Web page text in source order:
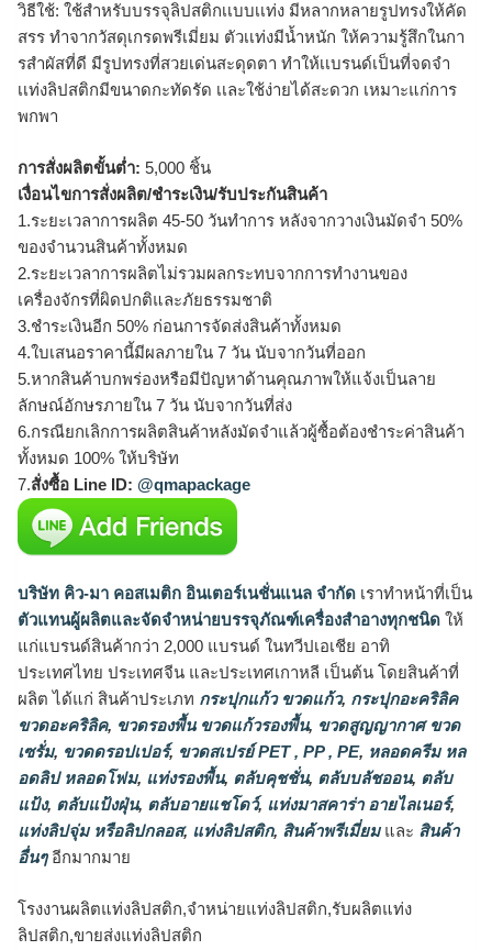
วิธีใช้: ใช้สำหรับบรรจุลิปสติกเเบบเเท่ง มีหลากหลายรูปทรงให้คัด
สรร ทำจากวัสดุเกรดพรีเมี่ยม ตัวเเท่งมีน้ำหนัก ให้ความรู้สึกในกา
รสำผัสที่ดี มีรูปทรงที่สวยเด่นสะดุดตา ทำให้เเบรนด์เป็นที่จดจำ
เเท่งลิปสติกมีขนาดกะทัดรัด เเละใช้ง่ายได้สะดวก เหมาะแก่การ
พกพา
การสั่งผลิตขั้นต่ำ: 5,000 ชิ้น
เงื่อนไขการสั่งผลิต/ชำระเงิน/รับประกันสินค้า
1.ระยะเวลาการผลิต 45-50 วันทำการ หลังจากวางเงินมัดจำ 50%
ของจำนวนสินค้าทั้งหมด
2.ระยะเวลาการผลิตไม่รวมผลกระทบจากการทำงานของ
เครื่องจักรที่ผิดปกติและภัยธรรมชาติ
3.ชำระเงินอีก 50% ก่อนการจัดส่งสินค้าทั้งหมด
4.ใบเสนอราคานี้มีผลภายใน 7 วัน นับจากวันที่ออก
5.หากสินค้าบกพร่องหรือมีปัญหาด้านคุณภาพให้แจ้งเป็นลาย
ลักษณ์อักษรภายใน 7 วัน นับจากวันที่ส่ง
6.กรณียกเลิกการผลิตสินค้าหลังมัดจำแล้วผู้ซื้อต้องชำระค่าสินค้า
ทั้งหมด 100% ให้บริษัท
7.สั่งซื้อ Line ID: @qmapackage
บริษัท คิว-มา คอสเมติก อินเตอร์เนชั่นแนล จำกัด เราทำหน้าที่เป็น
ตัวแทนผู้ผลิตและจัดจำหน่ายบรรจุภัณฑ์เครื่องสำอางทุกชนิด ให้
แก่แบรนด์สินค้ากว่า 2,000 แบรนด์ ในทวีปเอเชีย อาทิ
ประเทศไทย ประเทศจีน และประเทศเกาหลี เป็นต้น โดยสินค้าที่
ผลิต ได้แก่ สินค้าประเภท กระปุกแก้ว ขวดแก้ว, กระปุกอะคริลิค
ขวดอะคริลิค, ขวดรองพื้น ขวดแก้วรองพื้น, ขวดสูญญากาศ ขวด
เซรั่ม, ขวดดรอปเปอร์, ขวดสเปรย์ PET , PP , PE, หลอดครีม หล
อดลิป หลอดโฟม, แท่งรองพื้น, ตลับคุชชั่น, ตลับบลัชออน, ตลับ
แป้ง, ตลับแป้งฝุ่น, ตลับอายแชโดว์, แท่งมาสคาร่า อายไลเนอร์,
แท่งลิปจุ่ม หรือลิปกลอส, แท่งลิปสติก, สินค้าพรีเมี่ยมและ สินค้า
อื่นๆอีกมากมาย
โรงงานผลิตแท่งลิปสติก,จำหน่ายแท่งลิปสติก,รับผลิตแท่ง
ลิปสติก,ขายส่งแท่งลิปสติก